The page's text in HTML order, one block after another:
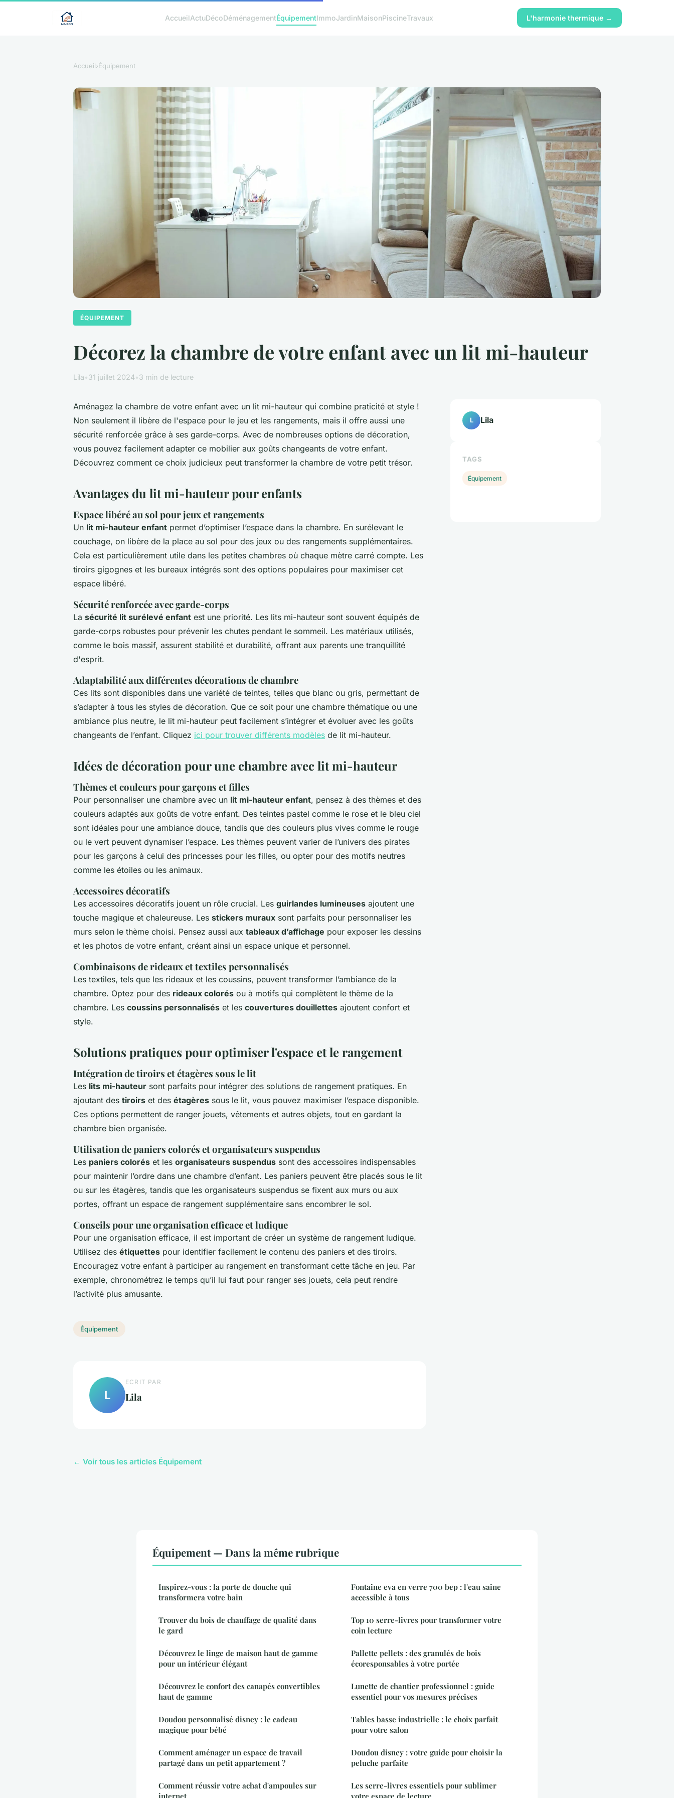
AccueilActuDécoDéménagementÉquipementImmoJardinMaisonPiscineTravaux L'harmonie thermique →
Accueil›Équipement
ÉQUIPEMENT
Décorez la chambre de votre enfant avec un lit mi-hauteur
Lila•31 juillet 2024•3 min de lecture
Aménagez la chambre de votre enfant avec un lit mi-hauteur qui combine praticité et style !
Non seulement il libère de l'espace pour le jeu et les rangements, mais il offre aussi une
sécurité renforcée grâce à ses garde-corps. Avec de nombreuses options de décoration,
vous pouvez facilement adapter ce mobilier aux goûts changeants de votre enfant.
Découvrez comment ce choix judicieux peut transformer la chambre de votre petit trésor.
Avantages du lit mi-hauteur pour enfants
Espace libéré au sol pour jeux et rangements
Un lit mi-hauteur enfant permet d’optimiser l’espace dans la chambre. En surélevant le
couchage, on libère de la place au sol pour des jeux ou des rangements supplémentaires.
Cela est particulièrement utile dans les petites chambres où chaque mètre carré compte. Les
tiroirs gigognes et les bureaux intégrés sont des options populaires pour maximiser cet
espace libéré.
Sécurité renforcée avec garde-corps
La sécurité lit surélevé enfant est une priorité. Les lits mi-hauteur sont souvent équipés de
garde-corps robustes pour prévenir les chutes pendant le sommeil. Les matériaux utilisés,
comme le bois massif, assurent stabilité et durabilité, offrant aux parents une tranquillité
d'esprit.
Adaptabilité aux différentes décorations de chambre
Ces lits sont disponibles dans une variété de teintes, telles que blanc ou gris, permettant de
s’adapter à tous les styles de décoration. Que ce soit pour une chambre thématique ou une
ambiance plus neutre, le lit mi-hauteur peut facilement s’intégrer et évoluer avec les goûts
changeants de l’enfant. Cliquez ici pour trouver différents modèles de lit mi-hauteur.
Idées de décoration pour une chambre avec lit mi-hauteur
Thèmes et couleurs pour garçons et filles
Pour personnaliser une chambre avec un lit mi-hauteur enfant, pensez à des thèmes et des
couleurs adaptés aux goûts de votre enfant. Des teintes pastel comme le rose et le bleu ciel
sont idéales pour une ambiance douce, tandis que des couleurs plus vives comme le rouge
ou le vert peuvent dynamiser l’espace. Les thèmes peuvent varier de l’univers des pirates
pour les garçons à celui des princesses pour les filles, ou opter pour des motifs neutres
comme les étoiles ou les animaux.
Accessoires décoratifs
Les accessoires décoratifs jouent un rôle crucial. Les guirlandes lumineuses ajoutent une
touche magique et chaleureuse. Les stickers muraux sont parfaits pour personnaliser les
murs selon le thème choisi. Pensez aussi aux tableaux d’affichage pour exposer les dessins
et les photos de votre enfant, créant ainsi un espace unique et personnel.
Combinaisons de rideaux et textiles personnalisés
Les textiles, tels que les rideaux et les coussins, peuvent transformer l’ambiance de la
chambre. Optez pour des rideaux colorés ou à motifs qui complètent le thème de la
chambre. Les coussins personnalisés et les couvertures douillettes ajoutent confort et
style.
Solutions pratiques pour optimiser l'espace et le rangement
Intégration de tiroirs et étagères sous le lit
Les lits mi-hauteur sont parfaits pour intégrer des solutions de rangement pratiques. En
ajoutant des tiroirs et des étagères sous le lit, vous pouvez maximiser l’espace disponible.
Ces options permettent de ranger jouets, vêtements et autres objets, tout en gardant la
chambre bien organisée.
Utilisation de paniers colorés et organisateurs suspendus
Les paniers colorés et les organisateurs suspendus sont des accessoires indispensables
pour maintenir l’ordre dans une chambre d’enfant. Les paniers peuvent être placés sous le lit
ou sur les étagères, tandis que les organisateurs suspendus se fixent aux murs ou aux
portes, offrant un espace de rangement supplémentaire sans encombrer le sol.
Conseils pour une organisation efficace et ludique
Pour une organisation efficace, il est important de créer un système de rangement ludique.
Utilisez des étiquettes pour identifier facilement le contenu des paniers et des tiroirs.
Encouragez votre enfant à participer au rangement en transformant cette tâche en jeu. Par
exemple, chronométrez le temps qu’il lui faut pour ranger ses jouets, cela peut rendre
l’activité plus amusante.
Équipement
L
ECRIT PAR
Lila
← Voir tous les articles Équipement
L Lila
TAGS
Équipement
Équipement — Dans la même rubrique
Inspirez-vous : la porte de douche qui
transformera votre bain
Trouver du bois de chauffage de qualité dans
le gard
Découvrez le linge de maison haut de gamme
pour un intérieur élégant
Découvrez le confort des canapés convertibles
haut de gamme
Doudou personnalisé disney : le cadeau
magique pour bébé
Comment aménager un espace de travail
partagé dans un petit appartement ?
Comment réussir votre achat d'ampoules sur
internet
Fontaine eva en verre 700 bep : l'eau saine
accessible à tous
Top 10 serre-livres pour transformer votre
coin lecture
Pallette pellets : des granulés de bois
écoresponsables à votre portée
Lunette de chantier professionnel : guide
essentiel pour vos mesures précises
Tables basse industrielle : le choix parfait
pour votre salon
Doudou disney : votre guide pour choisir la
peluche parfaite
Les serre-livres essentiels pour sublimer
votre espace de lecture